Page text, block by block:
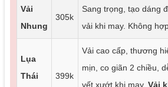
Vải
Nhung
305k
Sang trọng, tạo dáng
vải khi may. Không
Lụa
Thái
399k
Vải cao cấp, thương
mịn, co giãn 2 chiều,
vết xướt khi may. Vải